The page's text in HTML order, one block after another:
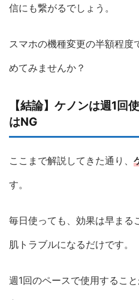
信にも繋がるでしょう。
スマホの機種変更の半額程度
めてみませんか？
【結論】ケノンは週1回
はNG
ここまで解説してきた通り、
す。
毎日使っても、効果は早まる
肌トラブルになるだけです。
週1回のペースで使用するこ